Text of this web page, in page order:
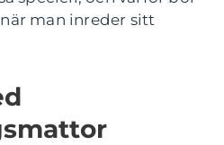
man inreder sitt